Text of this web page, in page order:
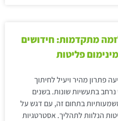
מתקדמות: חידושים
פליטות
פתרון מהיר ויעיל לחיתוך
בתעשיות שונות. בשנים
בתחום זה, עם דגש על
הנלוות לתהליך. אסטרטגיות